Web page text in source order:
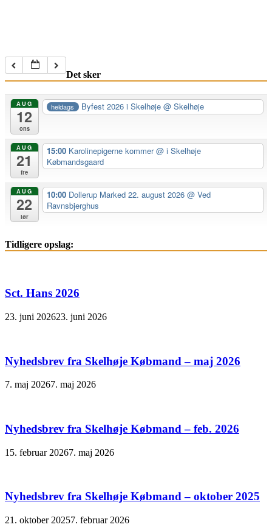
Det sker
AUG
12
ons
heldags Byfest 2026 i Skelhøje@ Skelhøje
AUG
21
fre
15:00 Karolinepigerne kommer@ i Skelhøje
Købmandsgaard
AUG
22
lør
10:00 Dollerup Marked 22. august 2026 @ Ved
Ravnsbjerghus
Tidligere opslag:
Sct. Hans 2026
23. juni 202623. juni 2026
Nyhedsbrev fra Skelhøje Købmand – maj 2026
7. maj 20267. maj 2026
Nyhedsbrev fra Skelhøje Købmand – feb. 2026
15. februar 20267. maj 2026
Nyhedsbrev fra Skelhøje Købmand – oktober 2025
21. oktober 20257. februar 2026